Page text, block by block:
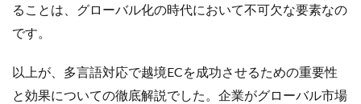
ることは、グローバル化の時代において不可欠な要素なの
です。
以上が、多言語対応で越境ECを成功させるための重要性
と効果についての徹底解説でした。企業がグローバル市場